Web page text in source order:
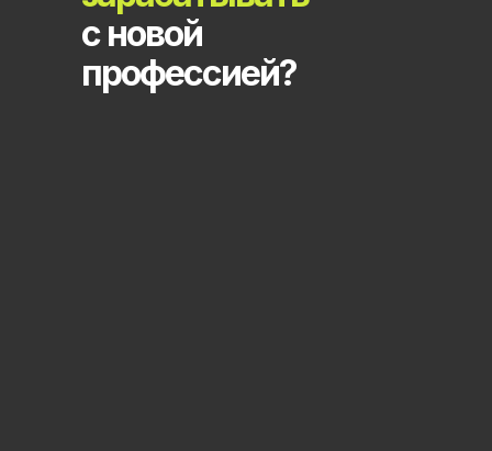
с новой
профессией?